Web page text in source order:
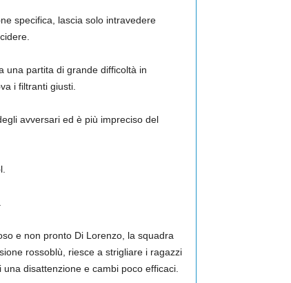
specifica, lascia solo intravedere
una partita di grande difficoltà in
i filtranti giusti.
avversari ed è più impreciso del
e non pronto Di Lorenzo, la squadra
rossoblù, riesce a strigliare i ragazzi
disattenzione e cambi poco efficaci.